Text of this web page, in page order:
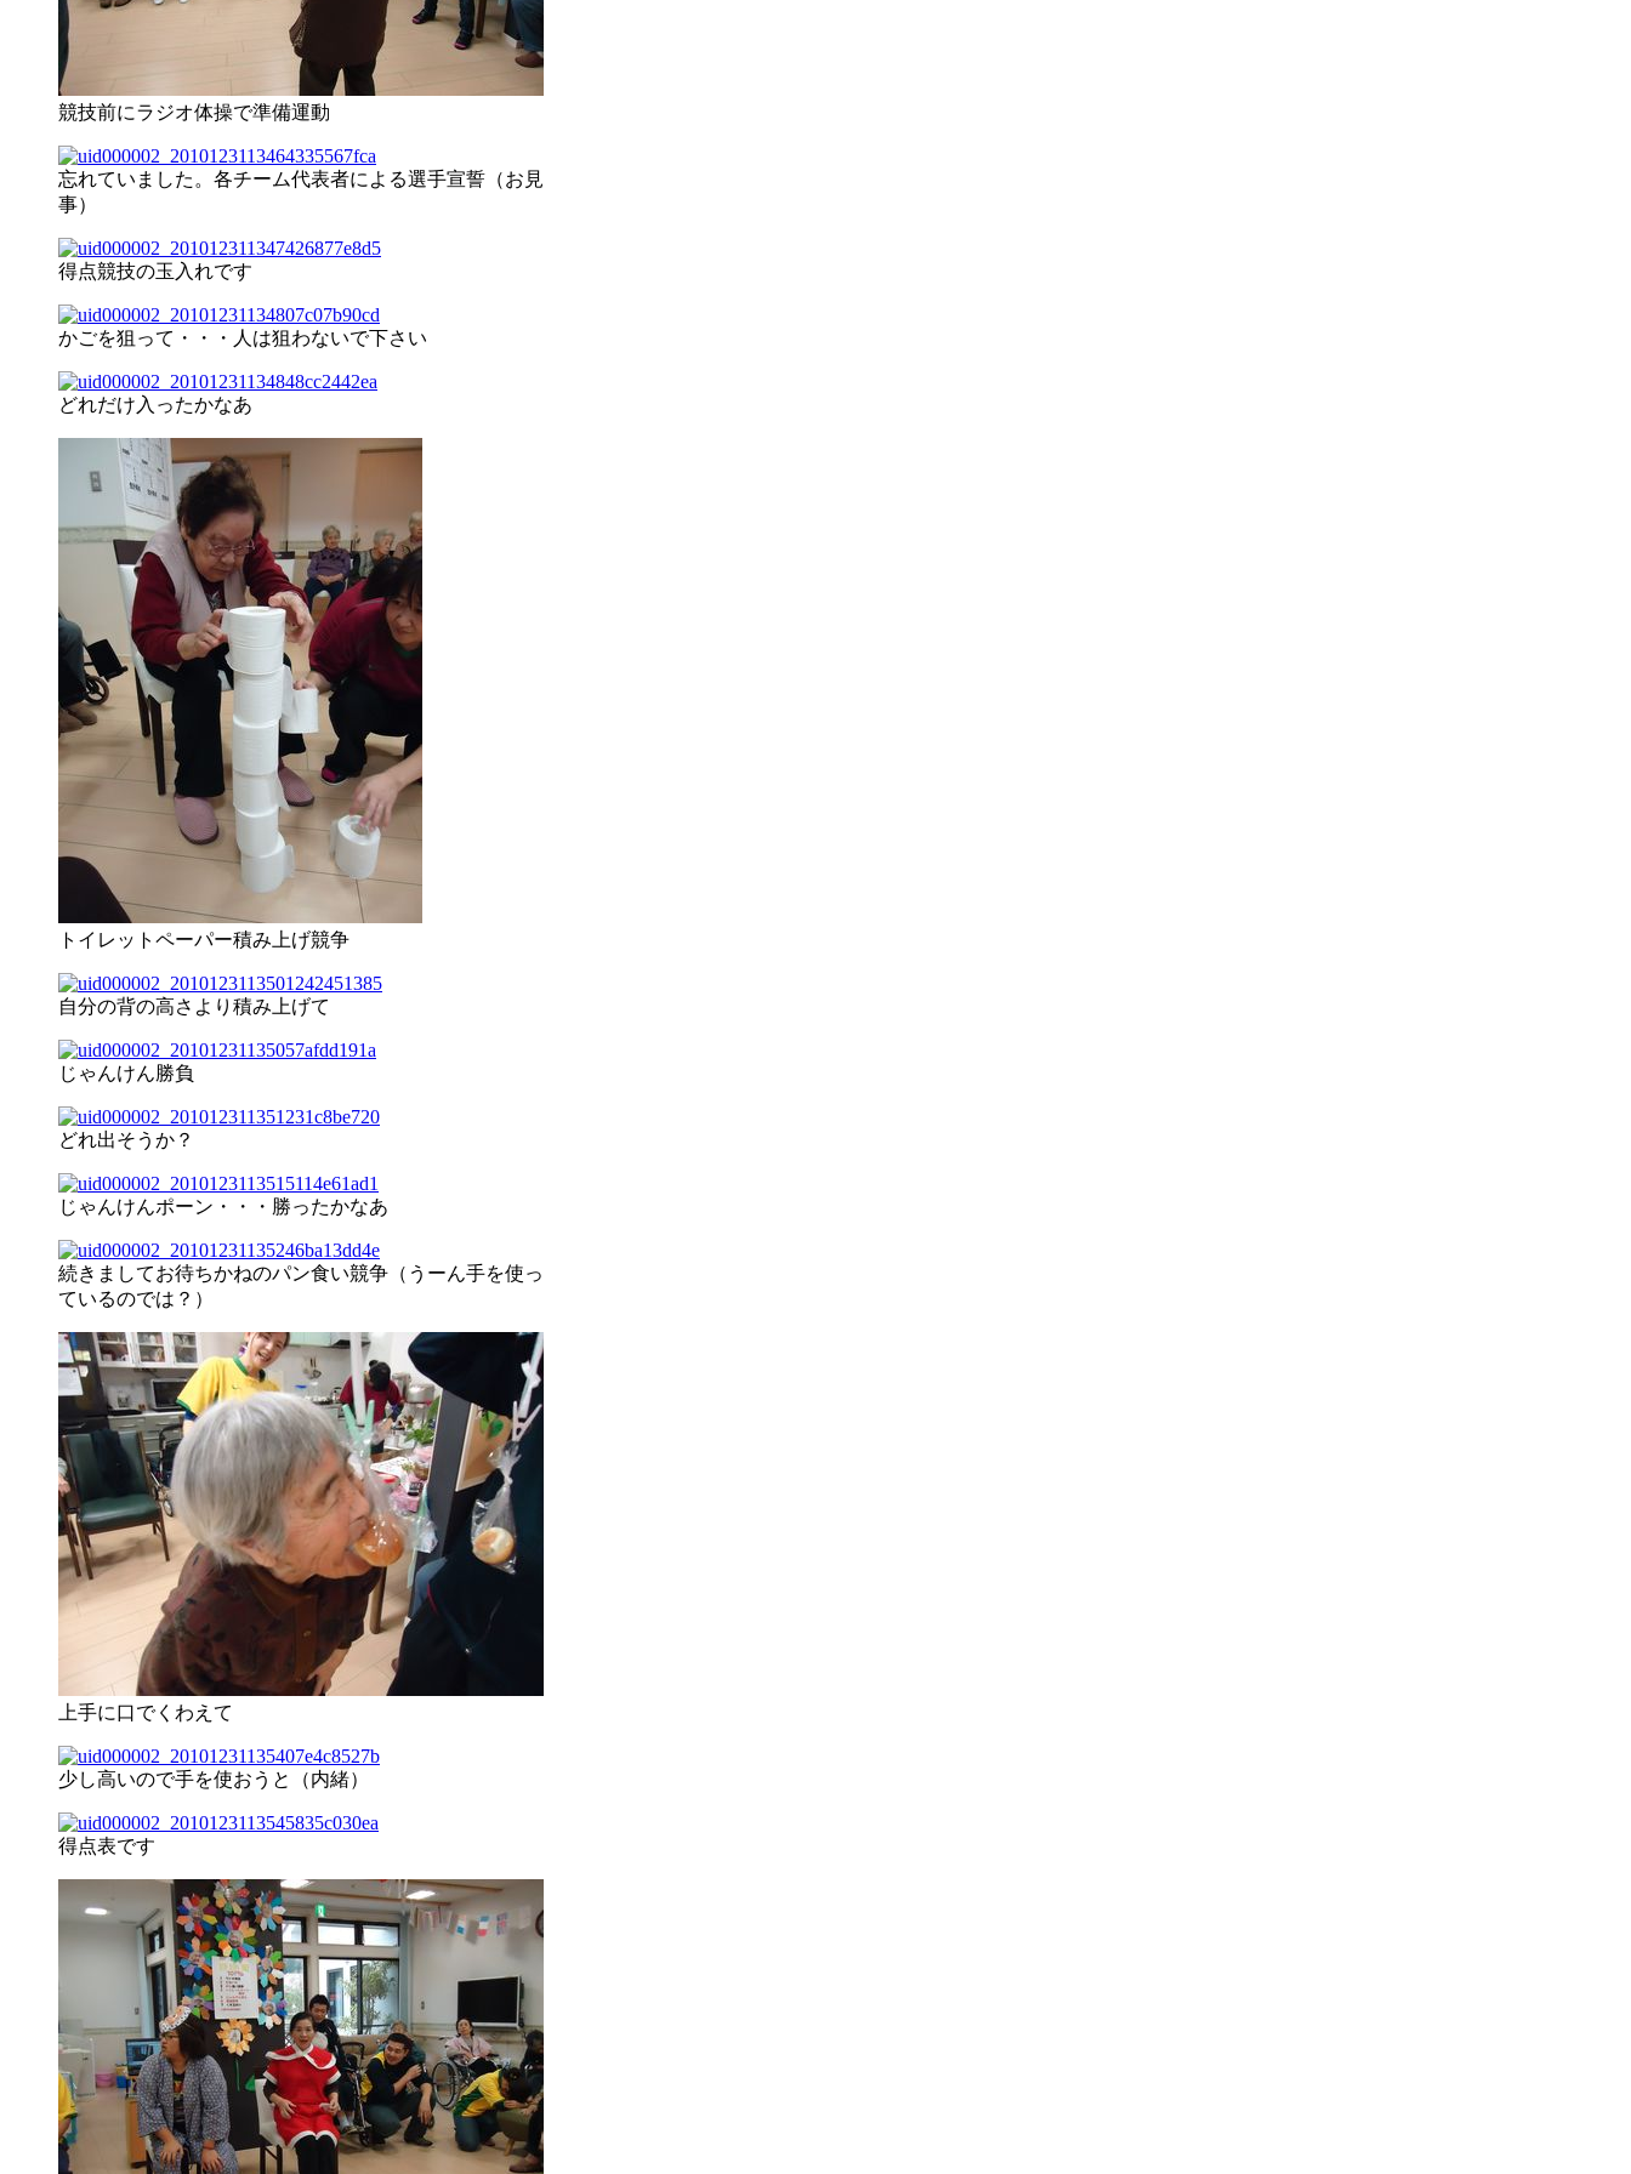
競技前にラジオ体操で準備運動
忘れていました。各チーム代表者による選手宣誓（お見
事）
得点競技の玉入れです
かごを狙って・・・人は狙わないで下さい
どれだけ入ったかなあ
トイレットペーパー積み上げ競争
自分の背の高さより積み上げて
じゃんけん勝負
どれ出そうか？
じゃんけんポーン・・・勝ったかなあ
続きましてお待ちかねのパン食い競争（うーん手を使っ
ているのでは？）
上手に口でくわえて
少し高いので手を使おうと（内緒）
得点表です